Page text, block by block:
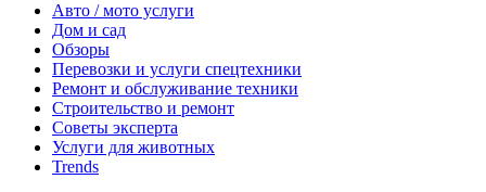
Авто / мото услуги
Дом и сад
Обзоры
Перевозки и услуги спецтехники
Ремонт и обслуживание техники
Строительство и ремонт
Советы эксперта
Услуги для животных
Trends